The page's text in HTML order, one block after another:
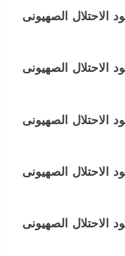
الاحتلال الصهيونى
الاحتلال الصهيونى
الاحتلال الصهيونى
الاحتلال الصهيونى
الاحتلال الصهيونى